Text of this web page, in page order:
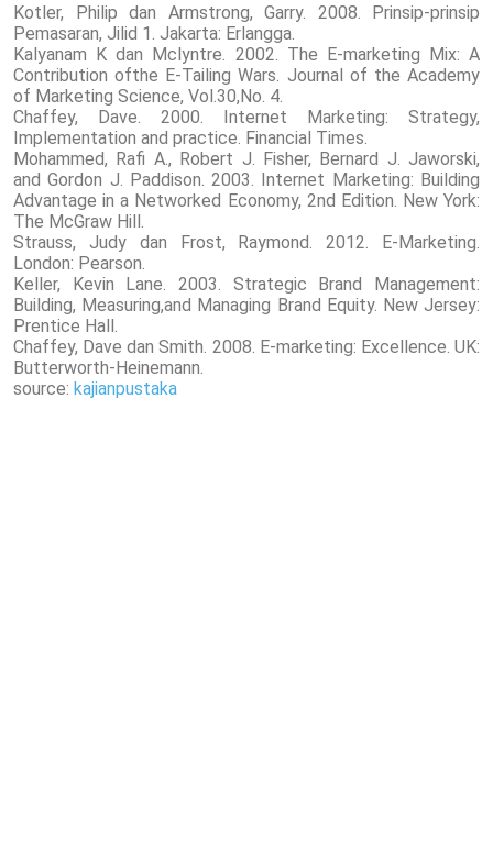
Kotler, Philip dan Armstrong, Garry. 2008. Prinsip-prinsip
Pemasaran, Jilid 1. Jakarta: Erlangga.
Kalyanam K dan Mclyntre. 2002. The E-marketing Mix: A
Contribution ofthe E-Tailing Wars. Journal of the Academy
of Marketing Science, Vol.30,No. 4.
Chaffey, Dave. 2000. Internet Marketing: Strategy,
Implementation and practice. Financial Times.
Mohammed, Rafi A., Robert J. Fisher, Bernard J. Jaworski,
and Gordon J. Paddison. 2003. Internet Marketing: Building
Advantage in a Networked Economy, 2nd Edition. New York:
The McGraw Hill.
Strauss, Judy dan Frost, Raymond. 2012. E-Marketing.
London: Pearson.
Keller, Kevin Lane. 2003. Strategic Brand Management:
Building, Measuring,and Managing Brand Equity. New Jersey:
Prentice Hall.
Chaffey, Dave dan Smith. 2008. E-marketing: Excellence. UK:
Butterworth-Heinemann.
source: kajianpustaka